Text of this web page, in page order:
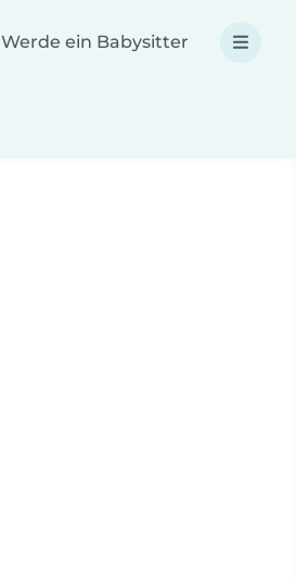
Werde ein Babysitter